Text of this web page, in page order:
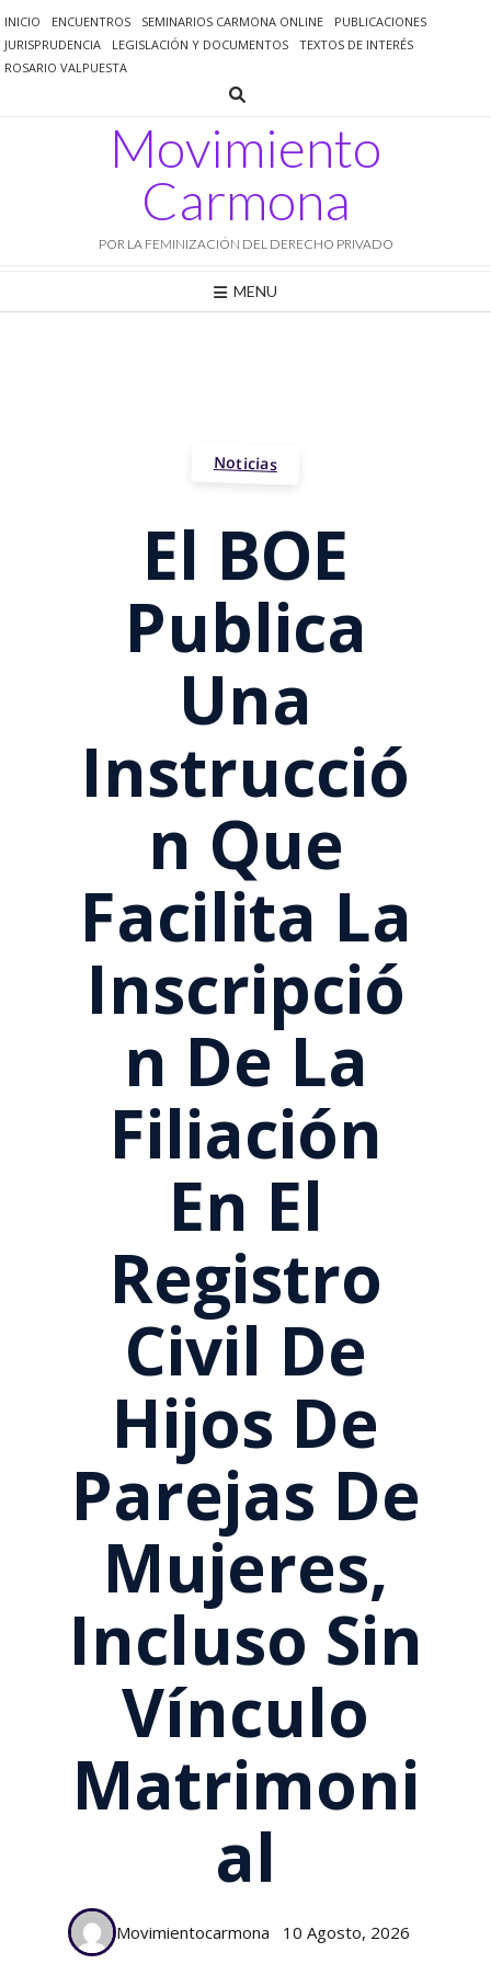
al
contenido
INICIO ENCUENTROS SEMINARIOS CARMONA ONLINE
PUBLICACIONES
JURISPRUDENCIA
LEGISLACIÓN Y DOCUMENTOS
TEXTOS DE INTERÉS
ROSARIO VALPUESTA
Movimiento
Carmona
POR LA FEMINIZACIÓN DEL DERECHO PRIVADO
MENU
Noticias
El BOE
Publica
Una
Instrucció
N Que
Facilita La
Inscripció
N De La
Filiación
En El
Registro
Civil De
Hijos De
Parejas De
Mujeres,
Incluso Sin
Vínculo
Matrimoni
Al
Movimientocarmona 10 Agosto, 2026